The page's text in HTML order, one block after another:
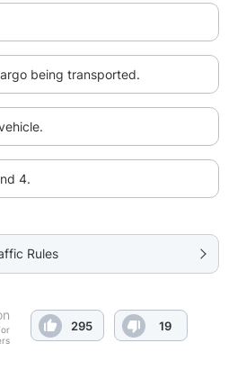
being transported.
4.
Rules
295 19